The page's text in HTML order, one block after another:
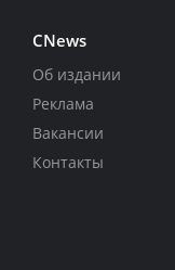
CNews
Об издании
Реклама
Вакансии
Контакты